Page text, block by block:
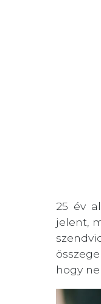
25 év
jelent,
hogy